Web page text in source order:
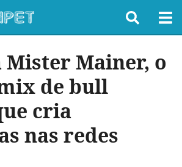
Mister Mainer, o
de bull
cria
nas redes